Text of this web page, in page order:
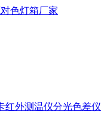
红外测温仪分光色差仪